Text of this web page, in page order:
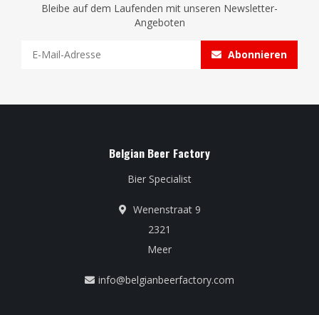
Bleibe auf dem Laufenden mit unseren Newsletter-
Angeboten
Abonnieren
Belgian Beer Factory
Bier Specialist
Wenenstraat 9
2321
Meer
info@belgianbeerfactory.com